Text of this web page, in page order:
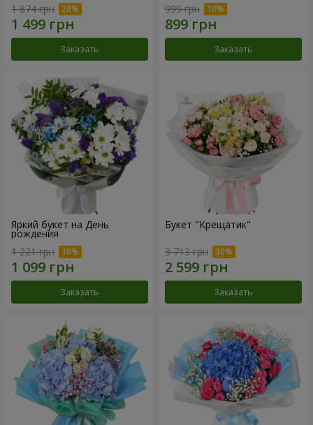
1 874 грн
Заказать
999 грн
Заказать
Яркий букет на День
рождения
1 221 грн
Заказать
Букет "Крещатик"
3 713 грн
Заказать